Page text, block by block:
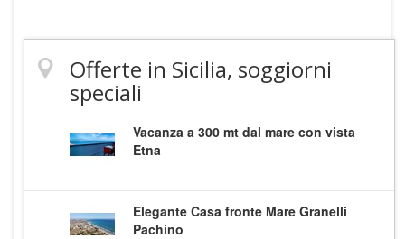
Offerte in Sicilia, soggiorni
speciali
Vacanza a 300 mt dal mare con vista
Etna
Elegante Casa fronte Mare Granelli
Pachino